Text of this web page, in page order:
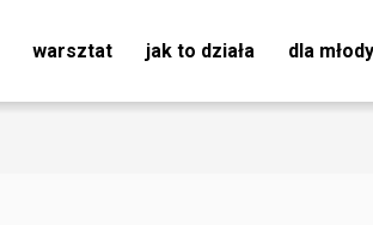
warsztat jak to działa dla